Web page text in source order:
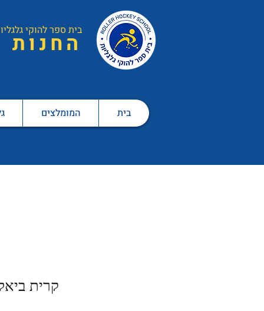
בית ספר להוקי החנות
בית המומלצים
קרית